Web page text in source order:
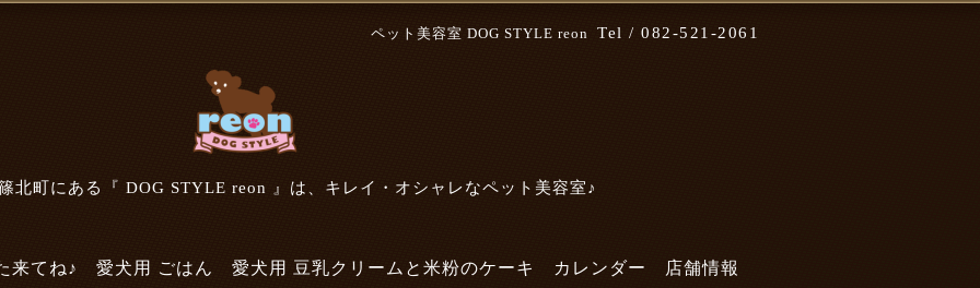
Tel / 082-521-2061
ペット美容室 DOG STYLE reon
北町にある『 DOG STYLE reon 』は、キレイ・オシャレなペット美容室♪
来てね♪ 愛犬用 ごはん 愛犬用 豆乳クリームと米粉のケーキ カレンダー 店舗情報